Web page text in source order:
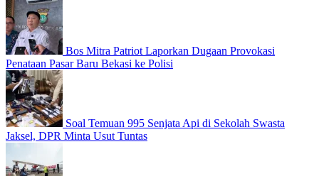
Bos Mitra Patriot Laporkan Dugaan Provokasi
Penataan Pasar Baru Bekasi ke Polisi
Soal Temuan 995 Senjata Api di Sekolah Swasta
Jaksel, DPR Minta Usut Tuntas